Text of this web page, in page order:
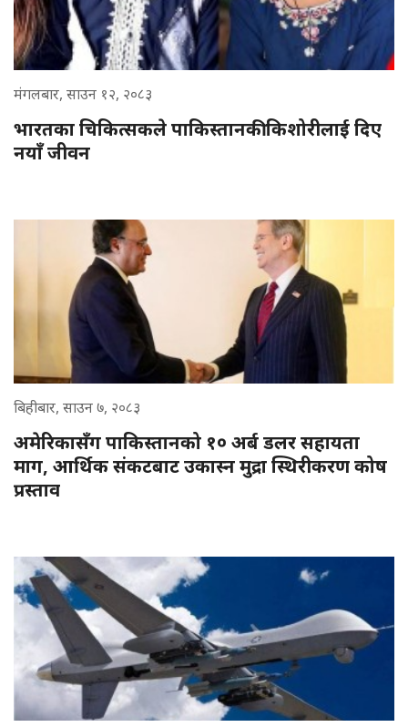
मंगलबार, साउन १२, २०८३
भारतका चिकित्सकले पाकिस्तानकी किशोरीलाई दिए
नयाँ जीवन
बिहीबार, साउन ७, २०८३
अमेरिकासँग पाकिस्तानको १० अर्ब डलर सहायता
माग, आर्थिक संकटबाट उकास्न मुद्रा स्थिरीकरण कोष
प्रस्ताव